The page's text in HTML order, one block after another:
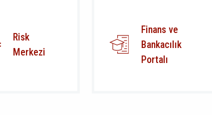
Risk
Merkezi
Finans ve
Bankacılık
Portalı